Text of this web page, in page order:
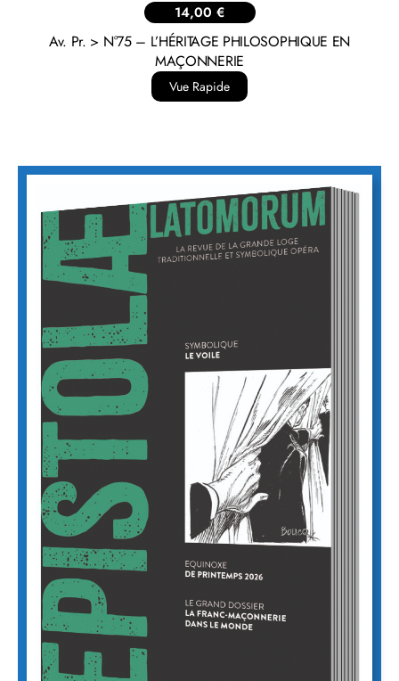
14,00 €
Av. Pr. > N°75 – L’HÉRITAGE PHILOSOPHIQUE EN
MAÇONNERIE
Vue Rapide